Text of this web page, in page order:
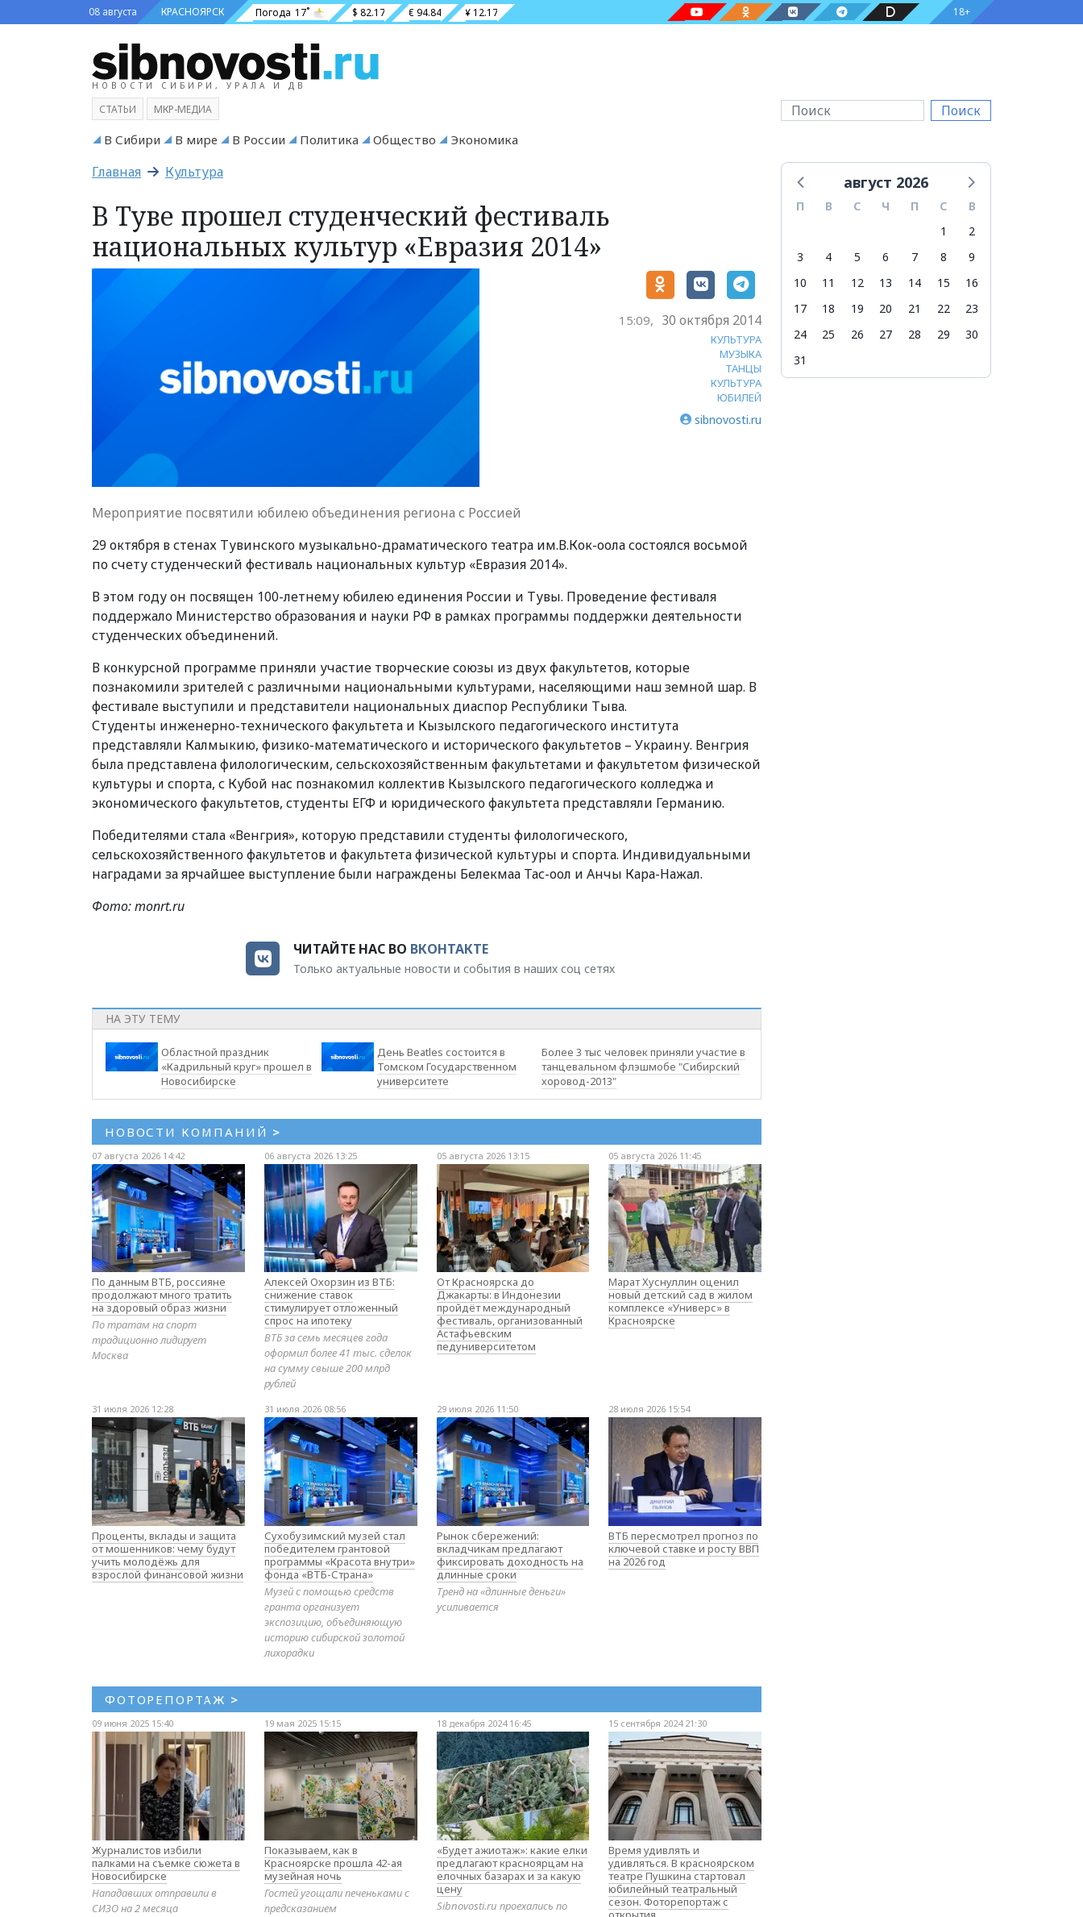
08 августа КРАСНОЯРСК Погода 17˚ $ 82.17 € 94.84 ¥ 12.17 18+
НОВОСТИ СИБИРИ, УРАЛА И ДВ
Поиск
СТАТЬИ МКР-МЕДИА
В Сибири В мире В России Политика Общество Экономика
Главная Культура
В Туве прошел студенческий фестиваль
национальных культур «Евразия 2014»
15:09, 30 октября 2014
КУЛЬТУРА
МУЗЫКА
ТАНЦЫ
КУЛЬТУРА
ЮБИЛЕЙ
sibnovosti.ru
Мероприятие посвятили юбилею объединения региона с Россией
29 октября в стенах Тувинского музыкально-драматического театра им.В.Кок-оола состоялся восьмой
по счету студенческий фестиваль национальных культур «Евразия 2014».
В этом году он посвящен 100-летнему юбилею единения России и Тувы. Проведение фестиваля
поддержало Министерство образования и науки РФ в рамках программы поддержки деятельности
студенческих объединений.
В конкурсной программе приняли участие творческие союзы из двух факультетов, которые
познакомили зрителей с различными национальными культурами, населяющими наш земной шар. В
фестивале выступили и представители национальных диаспор Республики Тыва.
Студенты инженерно-технического факультета и Кызылского педагогического института
представляли Калмыкию, физико-математического и исторического факультетов – Украину. Венгрия
была представлена филологическим, сельскохозяйственным факультетами и факультетом физической
культуры и спорта, с Кубой нас познакомил коллектив Кызылского педагогического колледжа и
экономического факультетов, студенты ЕГФ и юридического факультета представляли Германию.
Победителями стала «Венгрия», которую представили студенты филологического,
сельскохозяйственного факультетов и факультета физической культуры и спорта. Индивидуальными
наградами за ярчайшее выступление были награждены Белекмаа Тас-оол и Анчы Кара-Нажал.
Фото: monrt.ru
ЧИТАЙТЕ НАС ВО ВКОНТАКТЕ
Только актуальные новости и события в наших соц сетях
НА ЭТУ ТЕМУ
Областной праздник
«Кадрильный круг» прошел в
Новосибирске
День Beatles состоится в
Томском Государственном
университете
Более 3 тыс человек приняли участие в
танцевальном флэшмобе "Сибирский
хоровод-2013"
НОВОСТИ КОМПАНИЙ >
07 августа 2026 14:42
По данным ВТБ, россияне
продолжают много тратить
на здоровый образ жизни
По тратам на спорт
традиционно лидирует
Москва
06 августа 2026 13:25
Алексей Охорзин из ВТБ:
снижение ставок
стимулирует отложенный
спрос на ипотеку
ВТБ за семь месяцев года
оформил более 41 тыс. сделок
на сумму свыше 200 млрд
рублей
05 августа 2026 13:15
От Красноярска до
Джакарты: в Индонезии
пройдёт международный
фестиваль, организованный
Астафьевским
педуниверситетом
05 августа 2026 11:45
Марат Хуснуллин оценил
новый детский сад в жилом
комплексе «Универс» в
Красноярске
31 июля 2026 12:28
Проценты, вклады и защита
от мошенников: чему будут
учить молодёжь для
взрослой финансовой жизни
31 июля 2026 08:56
Сухобузимский музей стал
победителем грантовой
программы «Красота внутри»
фонда «ВТБ-Страна»
Музей с помощью средств
гранта организует
экспозицию, объединяющую
историю сибирской золотой
лихорадки
29 июля 2026 11:50
Рынок сбережений:
вкладчикам предлагают
фиксировать доходность на
длинные сроки
Тренд на «длинные деньги»
усиливается
28 июля 2026 15:54
ВТБ пересмотрел прогноз по
ключевой ставке и росту ВВП
на 2026 год
ФОТОРЕПОРТАЖ >
09 июня 2025 15:40
Журналистов избили
палками на съемке сюжета в
Новосибирске
Нападавших отправили в
СИЗО на 2 месяца
19 мая 2025 15:15
Показываем, как в
Красноярске прошла 42-ая
музейная ночь
Гостей угощали печеньками с
предсказанием
18 декабря 2024 16:45
«Будет ажиотаж»: какие елки
предлагают красноярцам на
елочных базарах и за какую
цену
Sibnovosti.ru проехались по
15 сентября 2024 21:30
Время удивлять и
удивляться. В красноярском
театре Пушкина стартовал
юбилейный театральный
сезон. Фоторепортаж с
август 2026
П В С Ч П С
В
1
2
3
4 5 6 7 8
9
10
11 12 13 14 15
16
17
18 19 20 21 22
23
24
25 26 27 28 29
30
31